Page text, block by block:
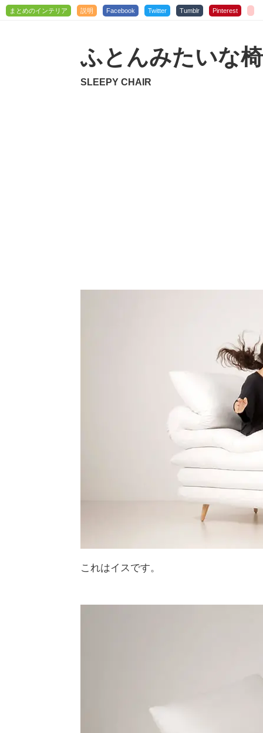
まとめのインテリア 説明 Facebook Twitter Tumblr Pinterest
ふとんみたいな
SLEEPY CHAIR
これはイスです。